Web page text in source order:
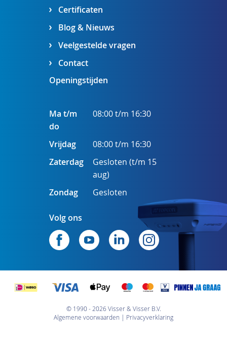
Certificaten
Blog & Nieuws
Veelgestelde vragen
Contact
Openingstijden
Ma t/m
do
08:00 t/m 16:30
Vrijdag
08:00 t/m 16:30
Zaterdag
Gesloten (t/m 15
aug)
Zondag
Gesloten
Volg ons
© 1990 - 2026 Visser & Visser B.V.
Algemene voorwaarden
Privacyverklaring